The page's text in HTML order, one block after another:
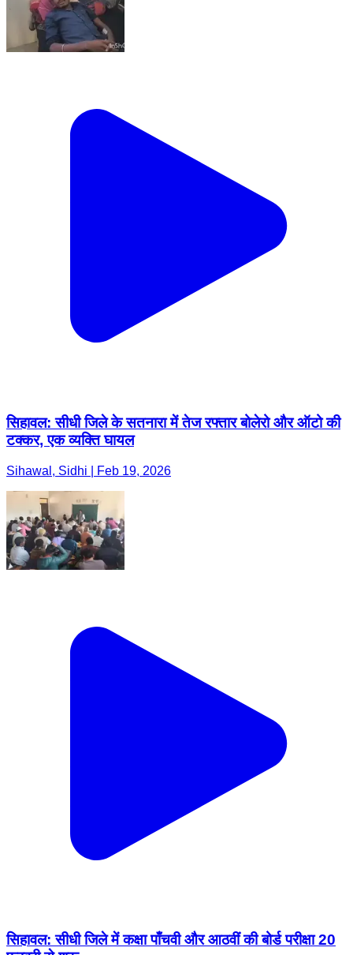
सिहावल: सीधी जिले के सतनारा में तेज रफ्तार बोलेरो और ऑटो की
टक्कर, एक व्यक्ति घायल
Sihawal, Sidhi | Feb 19, 2026
सिहावल: सीधी जिले में कक्षा पाँचवी और आठवीं की बोर्ड परीक्षा 20